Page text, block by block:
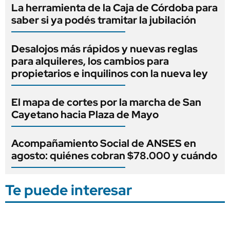
La herramienta de la Caja de Córdoba para
saber si ya podés tramitar la jubilación
Desalojos más rápidos y nuevas reglas
para alquileres, los cambios para
propietarios e inquilinos con la nueva ley
El mapa de cortes por la marcha de San
Cayetano hacia Plaza de Mayo
Acompañamiento Social de ANSES en
agosto: quiénes cobran $78.000 y cuándo
Te puede interesar